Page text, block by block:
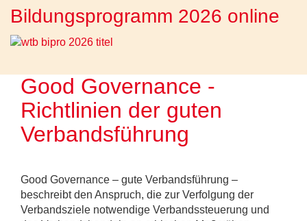
Bildungsprogramm 2026 online
Good Governance -
Richtlinien der guten
Verbandsführung
Good Governance – gute Verbandsführung –
beschreibt den Anspruch, die zur Verfolgung der
Verbandsziele notwendige Verbandssteuerung und